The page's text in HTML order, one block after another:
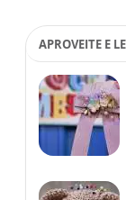
APROVEITE E